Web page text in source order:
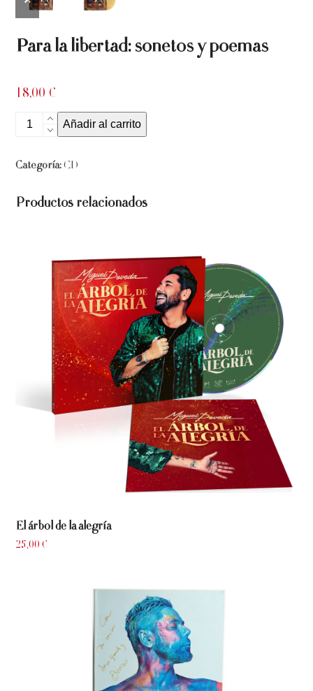
slide
slide
Para la libertad: sonetos y poemas
18,00 €
Para
sonetos
poemas
Añadir al carrito
Categoría:CD
Productos relacionados
El árbol de la alegría
25,00€